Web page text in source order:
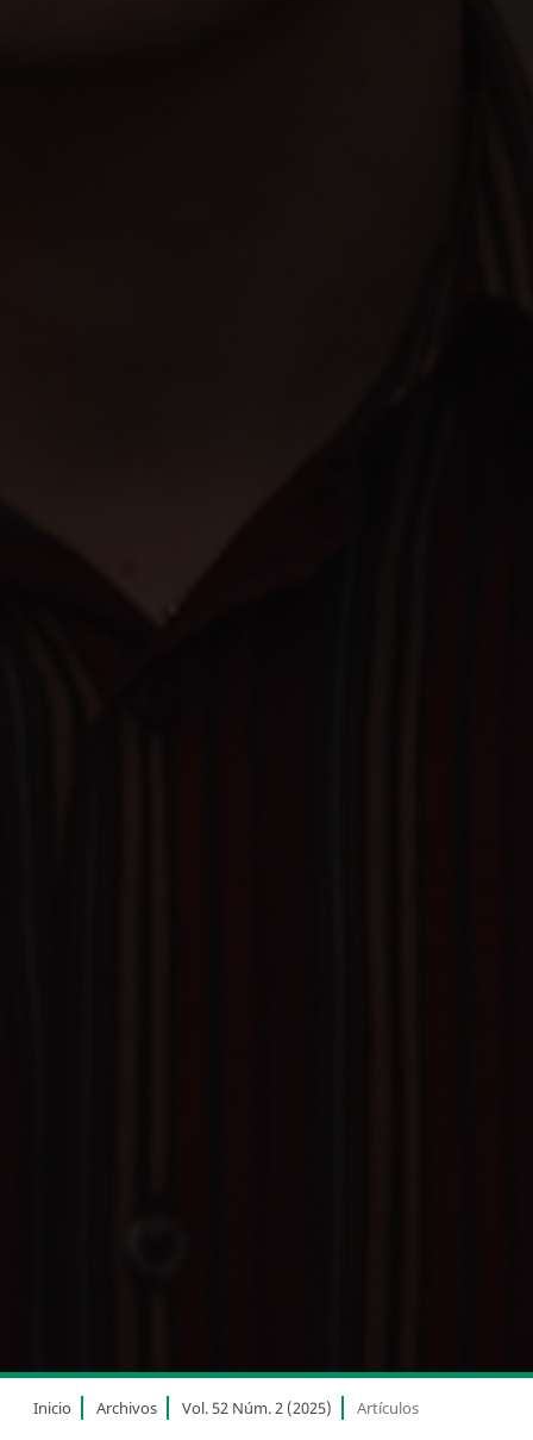
Inicio Archivos Vol. 52 Núm. 2 (2025) Artículos